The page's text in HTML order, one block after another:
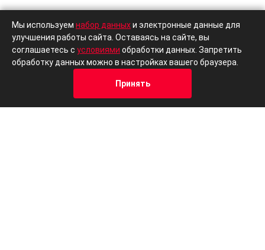
Поможем с выбором
автомобиля Вашей мечты
Мы используем набор данныхи электронные данные для
улучшения работы сайта. Оставаясь на сайте, вы
соглашаетесь с условиями обработки данных. Запретить
обработку данных можно в настройках вашего браузера.
Принять
Отзывы Позвонить Адрес